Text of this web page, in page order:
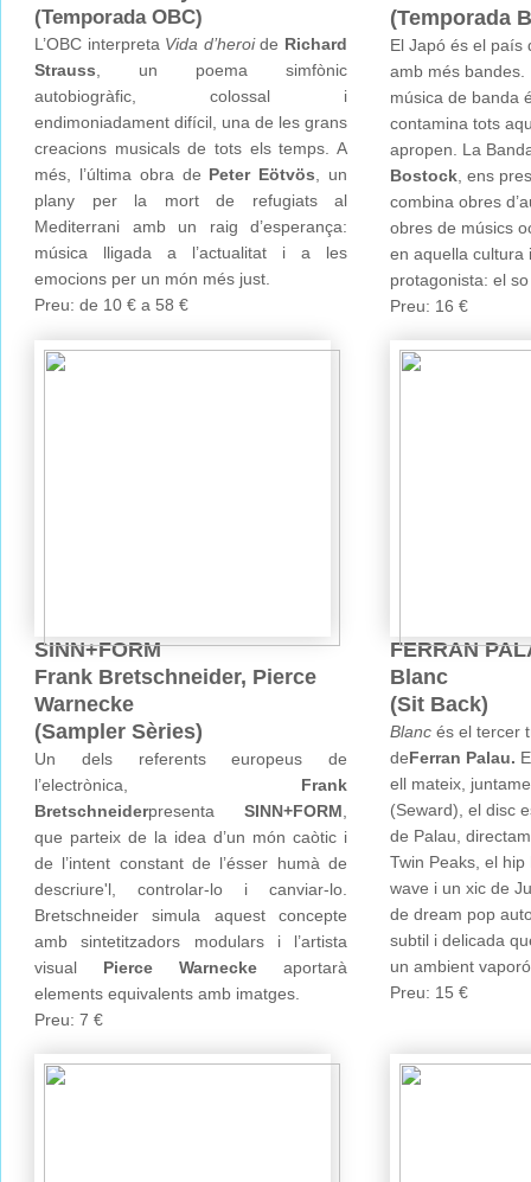
(Temporada OBC)
L’OBC interpreta Vida d’heroide Richard
Strauss , un poema simfònic
autobiogràfic, colossal i
endimoniadament difícil, una de les grans
creacions musicals de tots els temps. A
més, l’última obra de Peter Eötvös , un
plany per la mort de refugiats al
Mediterrani amb un raig d’esperança:
música lligada a l’actualitat i a les
emocions per un món més just.
Preu: de 10 € a 58 €
(Temporada
El Japó és el país
amb més bandes.
música de banda
contamina tots
apropen. La
Bostock , ens
combina obres
obres de músics
en aquella cultura
protagonista: el
Preu: 16 €
SINN+FORM
Frank Bretschneider, Pierce
Warnecke
(Sampler Sèries)
Un dels referents europeus de
l’electrònica, Frank
Bretschneiderpresenta SINN+FORM
que parteix de la idea d’un món caòtic i
de l’intent constant de l’ésser humà de
descriure'l, controlar-lo i canviar-lo.
Bretschneider simula aquest concepte
amb sintetitzadors modulars i l’artista
visual Pierce Warnecke aportarà
elements equivalents amb imatges.
Preu: 7 €
FERRAN
Blanc
(Sit Back)
Blanc és el tercer
deFerran Palau.
ell mateix,
(Seward), el disc
de Palau,
Twin Peaks, el
wave i un xic de
de dream pop
subtil i delicada
un ambient
Preu: 15 €